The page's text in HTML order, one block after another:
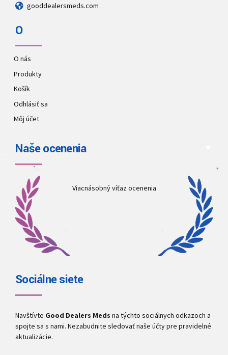
gooddealersmeds.com
O
O nás
Produkty
Košík
Odhlásiť sa
Môj účet
Naše ocenenia
Viacnásobný víťaz ocenenia
Sociálne siete
Navštívte Good Dealers Meds na týchto sociálnych odkazoch a
spojte sa s nami. Nezabudnite sledovať naše účty pre pravidelné
aktualizácie.